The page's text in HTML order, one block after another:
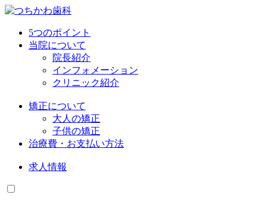
5つのポイント
当院について
院長紹介
インフォメーション
クリニック紹介
矯正について
大人の矯正
子供の矯正
治療費・お支払い方法
求人情報